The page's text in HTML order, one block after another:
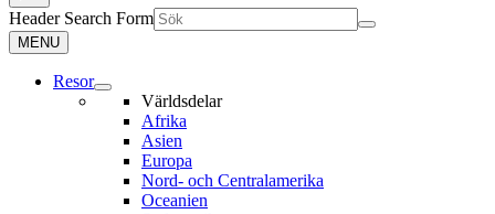
Header Search Form
MENU
Resor
Världsdelar
Afrika
Asien
Europa
Nord- och Centralamerika
Oceanien